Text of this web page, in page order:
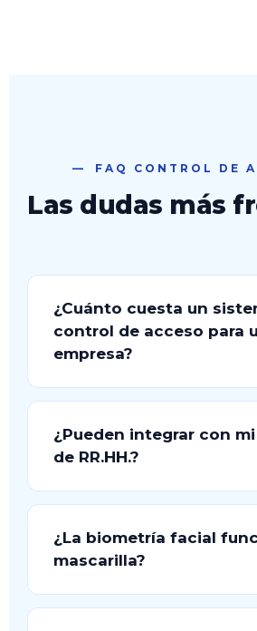
FAQ CONTROL DE
Las dudas más
¿Cuánto cuesta un
control de acceso para
empresa?
¿Pueden integrar con
de RR.HH.?
¿La biometría facial
mascarilla?